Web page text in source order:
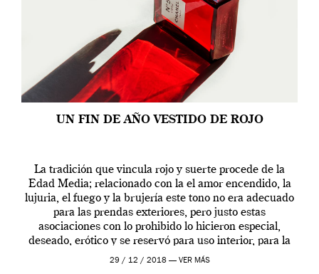
UN FIN DE AÑO VESTIDO DE ROJO
La tradición que vincula rojo y suerte procede de la
Edad Media; relacionado con la el amor encendido, la
lujuria, el fuego y la brujería este tono no era adecuado
para las prendas exteriores, pero justo estas
asociaciones con lo prohibido lo hicieron especial,
deseado, erótico y se reservó para uso interior, para la
ropa […]
29 / 12 / 2018 — VER MÁS